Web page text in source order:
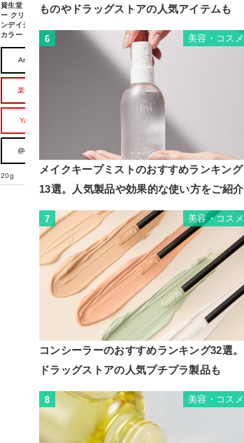
資生堂 スポッツカバ
ー クリーム ファウ
ンデイション ベース
カラー
Amazon
楽天市場
Yahoo!
@cosme
20g
ものやドラッグストアの人気アイテムも
6 美容・コスメ
メイクキープミストのおすすめランキング
13選。人気製品や効果的な使い方をご紹介
7 美容・コスメ
コンシーラーのおすすめランキング32選。
ドラッグストアの人気プチプラ製品も
8 美容・コスメ